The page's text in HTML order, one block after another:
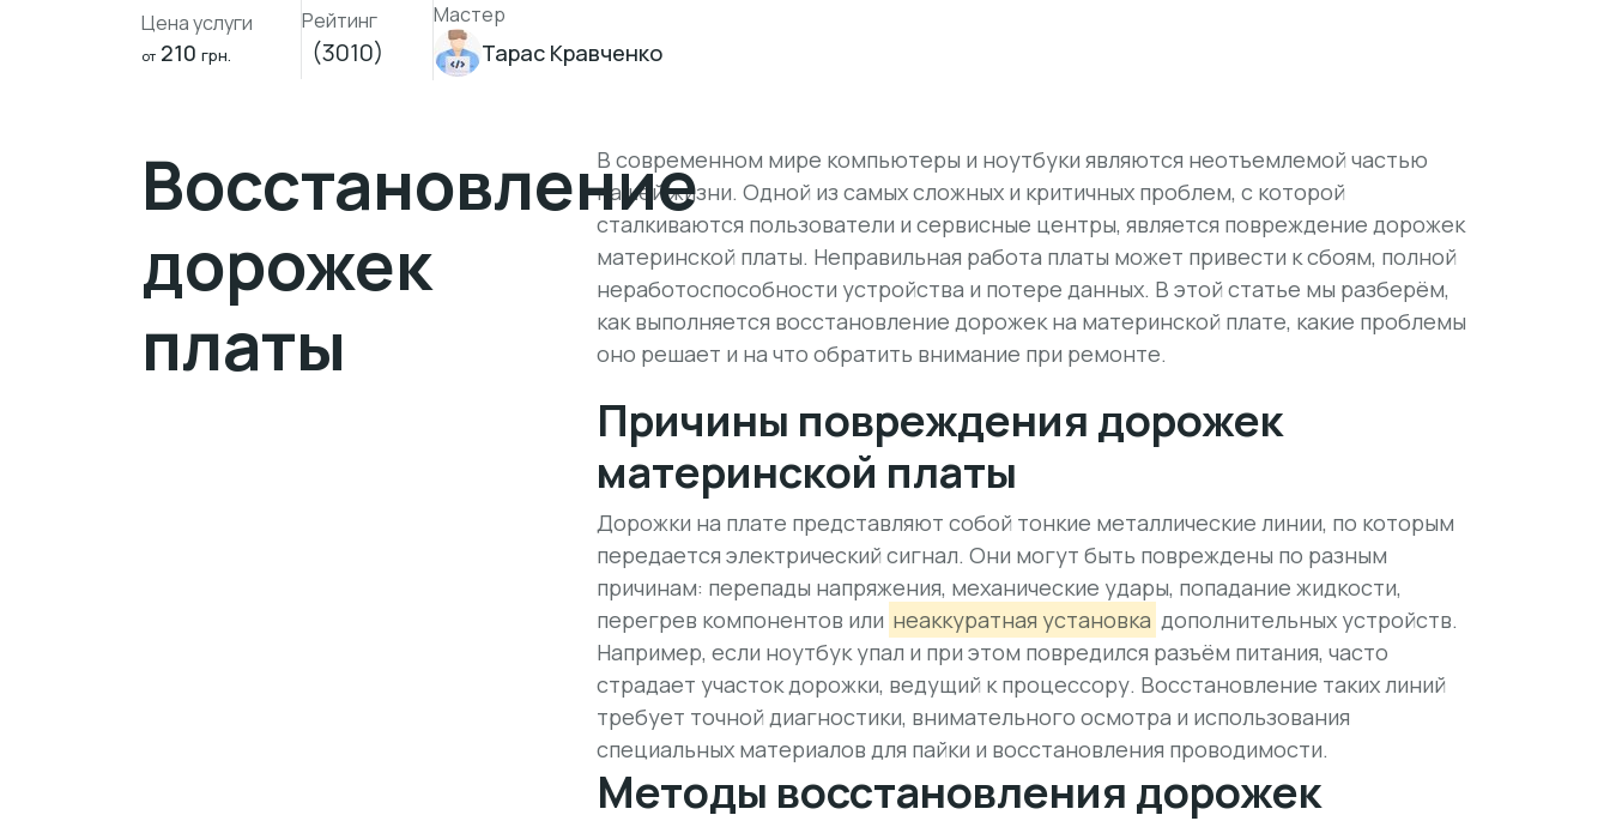
Цена услуги
от 210 грн.
Рейтинг
(3010)
Мастер
Тарас Кравченко
Восстановление
дорожек
платы
В современном мире компьютеры и ноутбуки являются неотъемлемой частью
нашей жизни. Одной из самых сложных и критичных проблем, с которой
сталкиваются пользователи и сервисные центры, является повреждение дорожек
материнской платы. Неправильная работа платы может привести к сбоям, полной
неработоспособности устройства и потере данных. В этой статье мы разберём,
как выполняется восстановление дорожек на материнской плате, какие проблемы
оно решает и на что обратить внимание при ремонте.
Причины повреждения дорожек
материнской платы
Дорожки на плате представляют собой тонкие металлические линии, по которым
передается электрический сигнал. Они могут быть повреждены по разным
причинам: перепады напряжения, механические удары, попадание жидкости,
перегрев компонентов или неаккуратная установка дополнительных устройств.
Например, если ноутбук упал и при этом повредился разъём питания, часто
страдает участок дорожки, ведущий к процессору. Восстановление таких линий
требует точной диагностики, внимательного осмотра и использования
специальных материалов для пайки и восстановления проводимости.
Методы восстановления дорожек